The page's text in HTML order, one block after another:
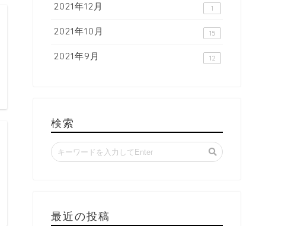
2021年12月 1
2021年10月 15
2021年9月 12
検索
最近の投稿